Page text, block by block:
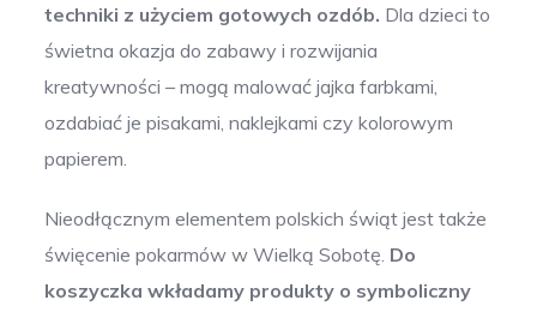
techniki z użyciem gotowych ozdób. Dla dzieci to
świetna okazja do zabawy i rozwijania
kreatywności – mogą malować jajka farbkami,
ozdabiać je pisakami, naklejkami czy kolorowym
papierem.
Nieodłącznym elementem polskich świąt jest także
święcenie pokarmów w Wielką Sobotę. Do
koszyczka wkładamy produkty o symboliczny